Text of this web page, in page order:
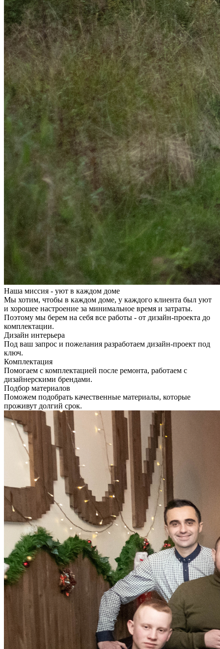
Наша миссия - уют в каждом доме
Мы хотим, чтобы в каждом доме, у каждого клиента был уют
и хорошее настроение за минимальное время и затраты.
Поэтому мы берем на себя все работы - от дизайн-проекта до
комплектации.
Дизайн интерьера
Под ваш запрос и пожелания разработаем дизайн-проект под
ключ.
Комплектация
Помогаем с комплектацией после ремонта, работаем с
дизайнерскими брендами.
Подбор материалов
Поможем подобрать качественные материалы, которые
проживут долгий срок.